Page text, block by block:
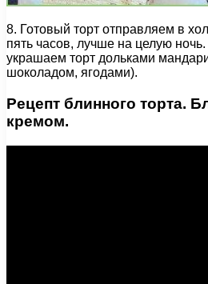
8. Готовый торт отправляем в
пять часов, лучше на целую
украшаем торт дольками
шоколадом, ягодами).
Рецепт блинного торта.
кремом.